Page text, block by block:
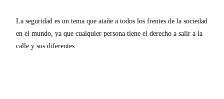
La seguridad es un tema que atañe a todos los frentes de la sociedad
en el mundo, ya que cualquier persona tiene el derecho a salir a la
calle y sus diferentes